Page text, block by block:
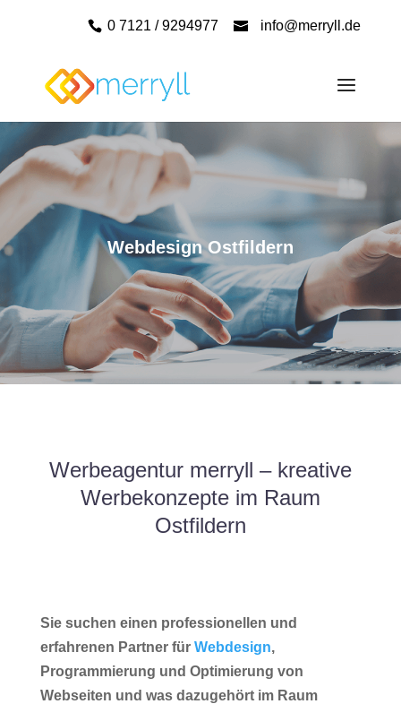
0 7121 / 9294977 info@merryll.de
Webdesign Ostfildern
Werbeagentur merryll – kreative
Werbekonzepte im Raum
Ostfildern
Sie suchen einen professionellen und
erfahrenen Partner für Webdesign,
Programmierung und Optimierung von
Webseiten und was dazugehört im Raum